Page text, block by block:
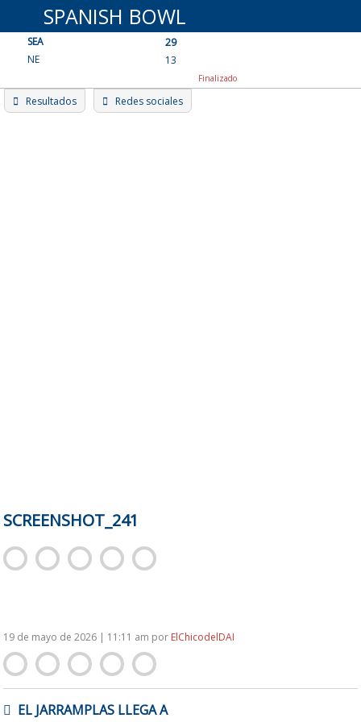
content
SPANISH BOWL
SEA
29
NE
13
Finalizado
Resultados Redes sociales
SCREENSHOT_241
19 de mayo de 2026 | 11:11 am por ElChicodelDAI
DEEL JARRAMPLAS LLEGA A